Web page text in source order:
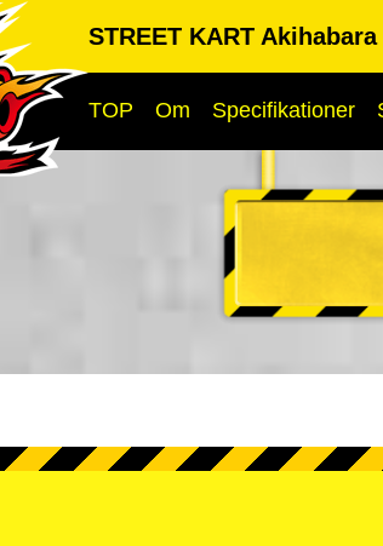
STREET KART Akihabara
TOP Om Specifikationer